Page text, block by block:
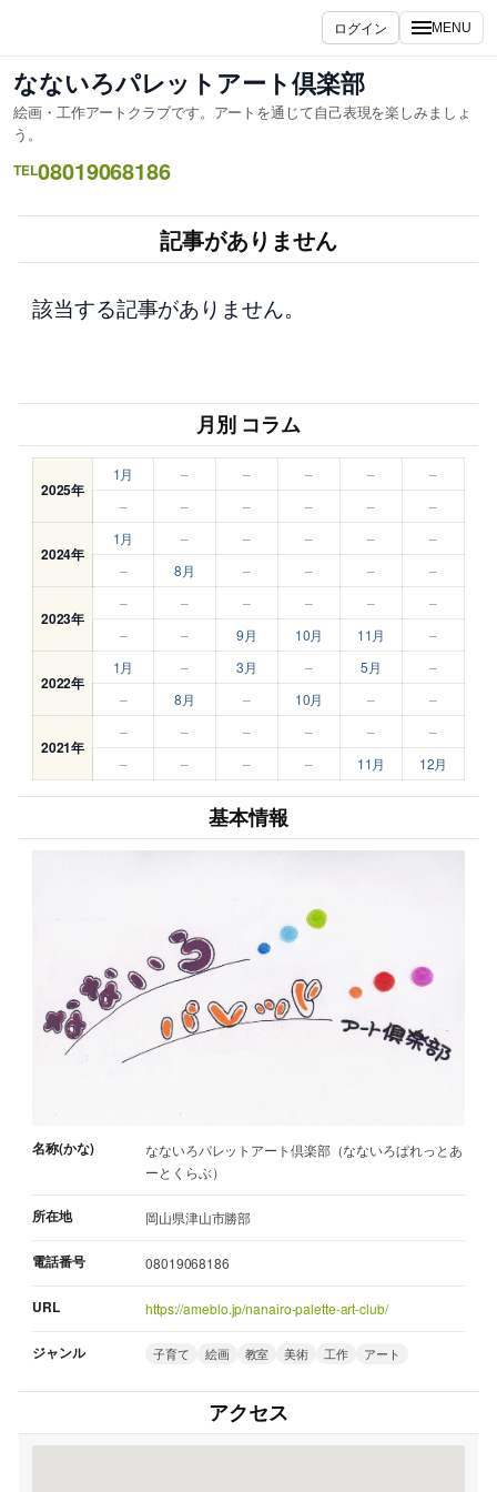
ス
キ
プ
ログイン MENU
なないろパレットアート倶楽部
絵画・工作アートクラブです。アートを通じて自己表現を楽しみましょ
う。
TEL08019068186
記事がありません
該当する記事がありません。
月別 コラム
2025年
1月 – – – –
–
–
– – – – –
2024年
1月 – – – –
–
–
8月 – – – –
2023年
– – – – –
–
–
– 9月 10月 11月 –
2022年
1月 – 3月 – 5月
–
–
8月 – 10月 – –
2021年
– – – – –
–
–
– – – 11月 12月
基本情報
名称(かな)
なないろパレットアート倶楽部（なないろぱれっとあ
ーとくらぶ）
所在地 岡山県津山市勝部
電話番号 08019068186
URL https://ameblo.jp/nanairo-palette-art-club/
ジャンル 子育て 絵画 教室 美術 工作 アート
アクセス